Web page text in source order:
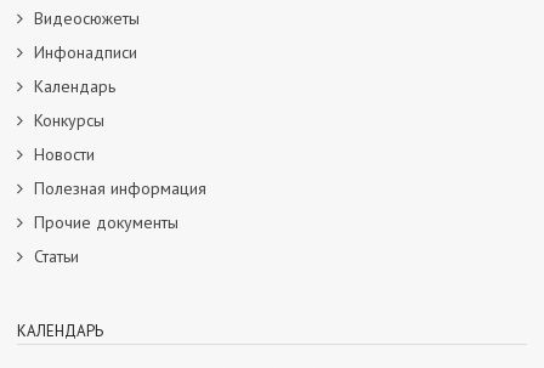
Видеосюжеты
Инфонадписи
Календарь
Конкурсы
Новости
Полезная информация
Прочие документы
Статьи
КАЛЕНДАРЬ